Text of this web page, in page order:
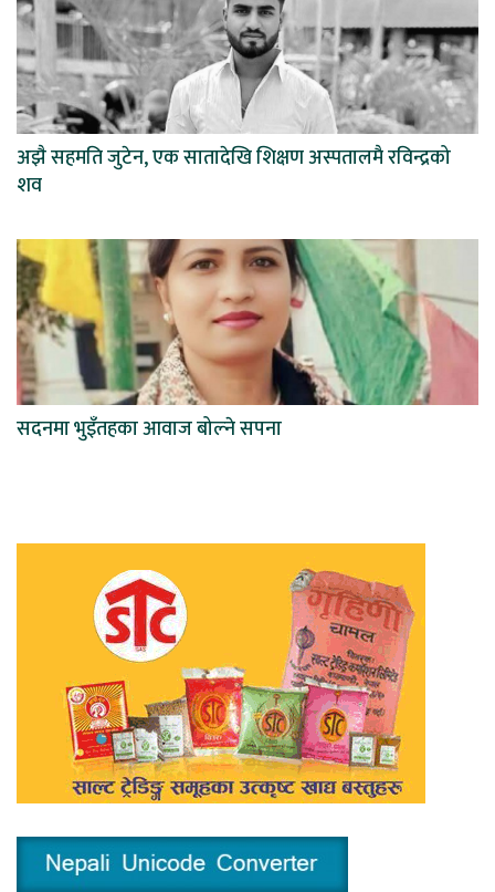
अझै सहमति जुटेन, एक सातादेखि शिक्षण अस्पतालमै रविन्द्रको
शव
सदनमा भुइँतहका आवाज बोल्ने सपना